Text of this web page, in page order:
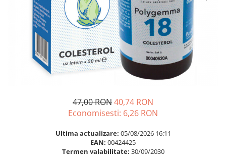
Omega 3
Par si unghii
Probiotice si prebiotice
Prostata
Slabire si control greutate
Supliment Complexe
Ingrijire par
Balsam masca si tratament
Produse cu SPF Pentru Fata
Repelenti insecte
47,00 RON40,74 RON
Economisesti: 6,26 RON
Ultima actualizare: 05/08/2026 16:11
EAN: 00424425
Termen valabilitate: 30/09/2030